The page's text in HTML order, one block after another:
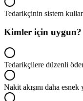
Tedarikçinin sistem
Kimler için uygun?
Tedarikçilere düzenli
Nakit akışını daha